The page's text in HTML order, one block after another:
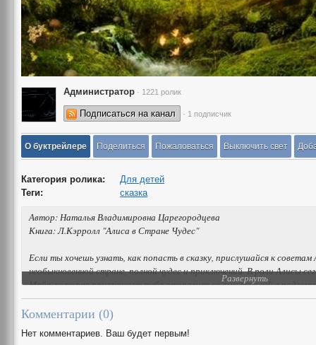
Администратор · 1221 ролик
Подписаться на канал · 1 подписчик
О буктрейлере Поделиться Пожаловаться Выключить свет
Категория ролика:
Для детей
Теги:
сказка
Автор: Наталья Владимировна Царегородцева
Книга: Л.Кэрролл "Алиса в Стране Чудес"
Если ты хочешь узнать, как попасть в сказку, прислушайся к
необыкновенной стране, полной чудес и приключений. В роли Алисы
Майя, которая приглашает тебя отправиться вместе с ней в
фантастическими персонажами...
Развернуть
Комментарии (0)
Нет комментариев. Ваш будет первым!